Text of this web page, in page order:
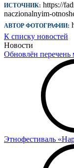
ИСТОЧНИК: https://
naczionalnyim-
АВТОР ФОТОГРАФИИ:
К списку новостей
Новости
Обновлён перечень
Этнофестиваль